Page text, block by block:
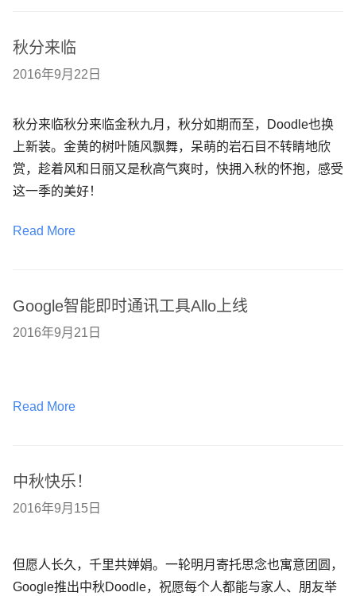
秋分来临
2016年9月22日
秋分来临秋分来临金秋九月，秋分如期而至，Doodle也换
上新装。金黄的树叶随风飘舞，呆萌的岩石目不转睛地欣
赏，趁着风和日丽又是秋高气爽时，快拥入秋的怀抱，感受
这一季的美好！
Read More
Google智能即时通讯工具Allo上线
2016年9月21日
Read More
中秋快乐！
2016年9月15日
但愿人长久，千里共婵娟。一轮明月寄托思念也寓意团圆，
Google推出中秋Doodle，祝愿每个人都能与家人、朋友举